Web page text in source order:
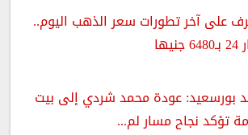
على آخر تطورات سعر الذهب اليوم..
بورسعيد: عودة محمد شردي إلى بيت
تؤكد نجاح مسار لم...